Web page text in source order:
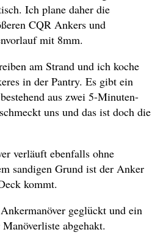
Ich plane daher die
CQR Ankers und
mit 8mm.
am Strand und ich koche
in der Pantry. Es gibt ein
aus zwei 5-Minuten-
uns und das ist doch die
verläuft ebenfalls ohne
sandigen Grund ist der Anker
kommt.
geglückt und ein
abgehakt.